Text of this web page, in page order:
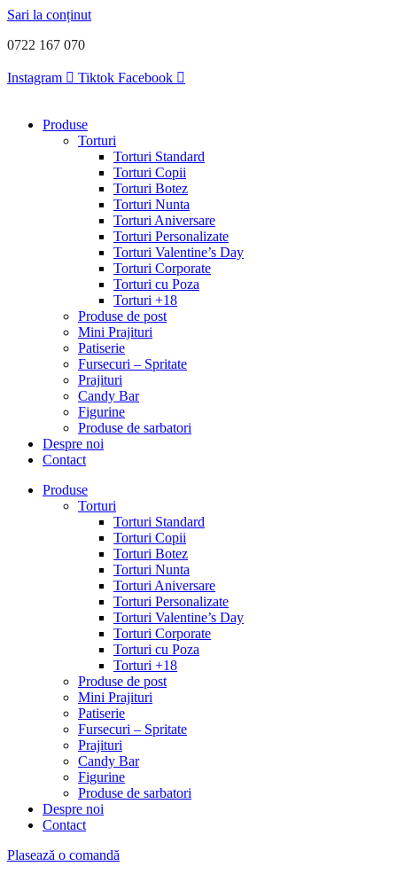
Sari la conținut
0722 167 070
Instagram Tiktok Facebook
Produse
Torturi
Torturi Standard
Torturi Copii
Torturi Botez
Torturi Nunta
Torturi Aniversare
Torturi Personalizate
Torturi Valentine’s Day
Torturi Corporate
Torturi cu Poza
Torturi +18
Produse de post
Mini Prajituri
Patiserie
Fursecuri – Spritate
Prajituri
Candy Bar
Figurine
Produse de sarbatori
Despre noi
Contact
Produse
Torturi
Torturi Standard
Torturi Copii
Torturi Botez
Torturi Nunta
Torturi Aniversare
Torturi Personalizate
Torturi Valentine’s Day
Torturi Corporate
Torturi cu Poza
Torturi +18
Produse de post
Mini Prajituri
Patiserie
Fursecuri – Spritate
Prajituri
Candy Bar
Figurine
Produse de sarbatori
Despre noi
Contact
Plasează o comandă